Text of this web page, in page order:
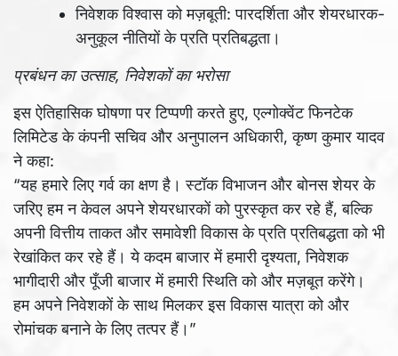
निवेशक विश्वास को मज़बूती: पारदर्शिता और शेयरधारक-
अनुकूल नीतियों के प्रति प्रतिबद्धता।
प्रबंधन का उत्साह, निवेशकों का भरोसा
इस ऐतिहासिक घोषणा पर टिप्पणी करते हुए, एल्गोक्वेंट फिनटेक
लिमिटेड के कंपनी सचिव और अनुपालन अधिकारी, कृष्ण कुमार यादव
ने कहा:
“यह हमारे लिए गर्व का क्षण है। स्टॉक विभाजन और बोनस शेयर के
जरिए हम न केवल अपने शेयरधारकों को पुरस्कृत कर रहे हैं, बल्कि
अपनी वित्तीय ताकत और समावेशी विकास के प्रति प्रतिबद्धता को भी
रेखांकित कर रहे हैं। ये कदम बाजार में हमारी दृश्यता, निवेशक
भागीदारी और पूँजी बाजार में हमारी स्थिति को और मज़बूत करेंगे।
हम अपने निवेशकों के साथ मिलकर इस विकास यात्रा को और
रोमांचक बनाने के लिए तत्पर हैं।”